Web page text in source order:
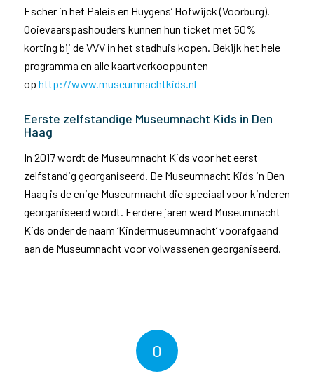
Escher in het Paleis en Huygens’ Hofwijck (Voorburg).
Ooievaarspashouders kunnen hun ticket met 50%
korting bij de VVV in het stadhuis kopen. Bekijk het hele
programma en alle kaartverkooppunten
op http://www.museumnachtkids.nl
Eerste zelfstandige Museumnacht Kids in Den
Haag
In 2017 wordt de Museumnacht Kids voor het eerst
zelfstandig georganiseerd. De Museumnacht Kids in Den
Haag is de enige Museumnacht die speciaal voor kinderen
georganiseerd wordt. Eerdere jaren werd Museumnacht
Kids onder de naam ‘Kindermuseumnacht’ voorafgaand
aan de Museumnacht voor volwassenen georganiseerd.
0